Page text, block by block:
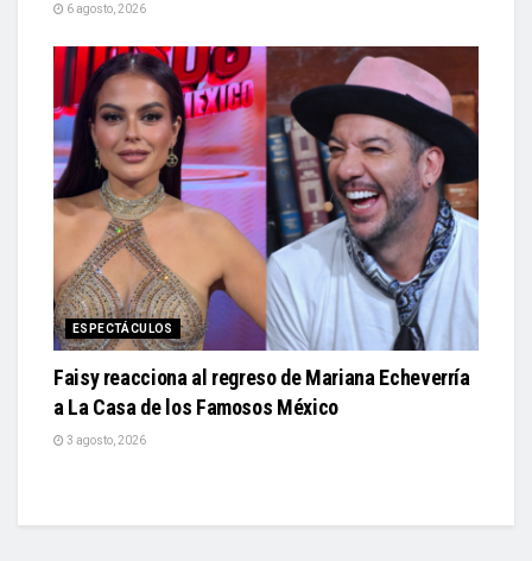
6 agosto, 2026
ESPECTÁCULOS
Faisy reacciona al regreso de Mariana Echeverría
a La Casa de los Famosos México
3 agosto, 2026